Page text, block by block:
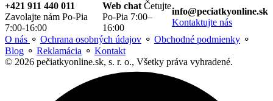
+421 911 440 011
Zavolajte nám Po-Pia
7:00-16:00
Web chat Četujte
Po-Pia 7:00–
16:00
info@peciatkyonline.sk
Kontaktujte nás
O nás ⚬ Ochrana osobných údajov ⚬ Obchodné podmienky ⚬
Blog ⚬ Reklamácia ⚬ Kontakt
© 2026 pečiatkyonline.sk, s. r. o., Všetky práva vyhradené.